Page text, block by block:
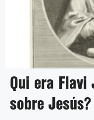
Qui era Flavi
sobre Jesús?